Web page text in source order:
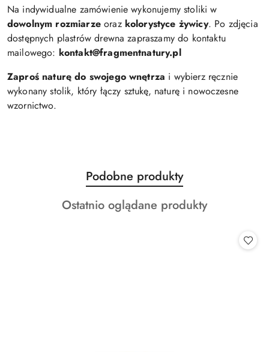
Na indywidualne zamówienie wykonujemy stoliki w
dowolnym rozmiarzeoraz kolorystyce żywicy. Po zdjęcia
dostępnych plastrów drewna zapraszamy do kontaktu
mailowego: kontakt@fragmentnatury.pl
Zaproś naturę do swojego wnętrza i wybierz ręcznie
wykonany stolik, który łączy sztukę, naturę i nowoczesne
wzornictwo.
Pomiń karuzelę produktów
Produkty
o
statusie:
Podobne produkty
Produkty
Ostatnio oglądane produkty